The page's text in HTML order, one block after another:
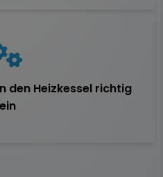
den Heizkessel richtig
ein